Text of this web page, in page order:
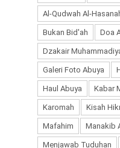
Al-Qudwah Al-
Bukan Bid'ah Doa
Dzakair
Galeri Foto Abuya
Haul Abuya Kabar
Karomah Kisah
Mafahim Manakib
Menjawab Tuduhan